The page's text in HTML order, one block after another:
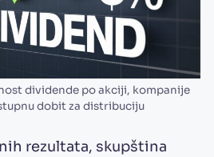
dividende po akciji, kompanije
dobit za distribuciju
rezultata, skupština